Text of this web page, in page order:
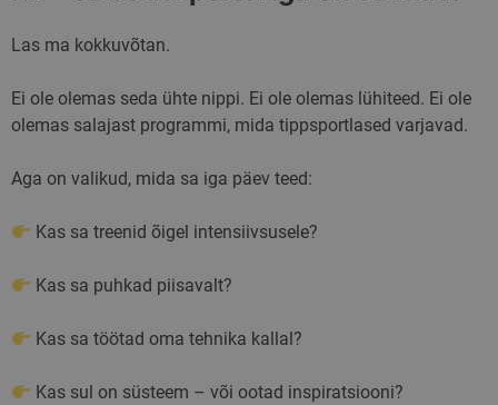
Las ma kokkuvõtan.
Ei ole olemas seda ühte nippi. Ei ole olemas lühiteed. Ei ole
olemas salajast programmi, mida tippsportlased varjavad.
Aga on valikud, mida sa iga päev teed:
Kas sa treenid õigel intensiivsusele?
Kas sa puhkad piisavalt?
Kas sa töötad oma tehnika kallal?
Kas sul on süsteem – või ootad inspiratsiooni?